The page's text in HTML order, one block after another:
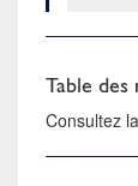
Table des
Consultez